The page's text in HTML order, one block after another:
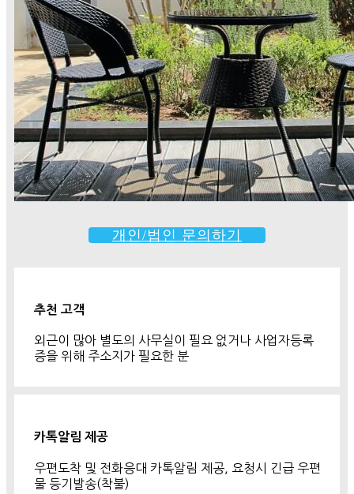
개인/법인 문의하기
추천 고객
외근이 많아 별도의 사무실이 필요 없거나 사업자등록
증을 위해 주소지가 필요한 분
카톡알림 제공
우편도착 및 전화응대 카톡알림 제공, 요청시 긴급 우편
물 등기발송(착불)